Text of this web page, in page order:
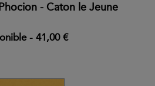
- Caton le Jeune
- 41,00 €